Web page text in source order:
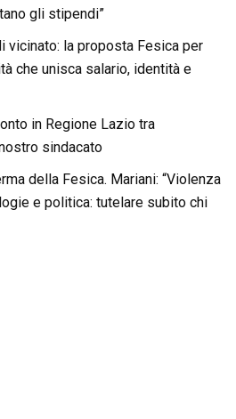
gli stipendi”
vicinato: la proposta Fesica per
che unisca salario, identità e
in Regione Lazio tra
sindacato
della Fesica. Mariani: “Violenza
e politica: tutelare subito chi